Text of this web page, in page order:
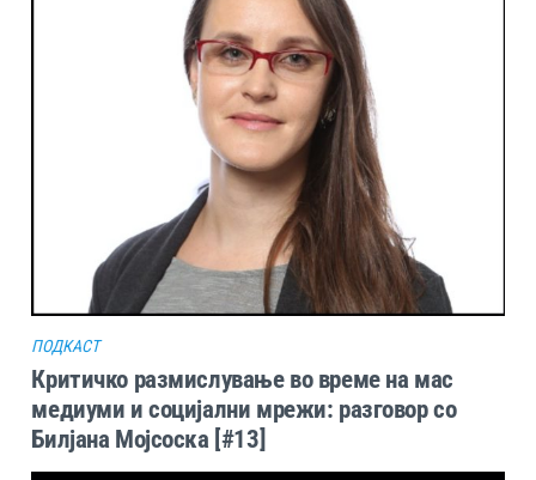
ПОДКАСТ
Критичко размислување во време на мас
медиуми и социјални мрежи: разговор со
Билјана Мојсоска [#13]